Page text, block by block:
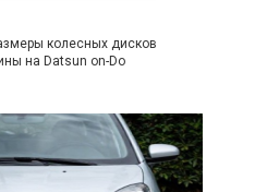
колесных дисков
на Datsun on-Do